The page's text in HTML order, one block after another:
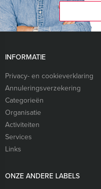
INFORMATIE
Privacy- en cookieverklaring
Annuleringsverzekering
Categorieën
Organisatie
Activiteiten
Services
Links
ONZE ANDERE LABELS